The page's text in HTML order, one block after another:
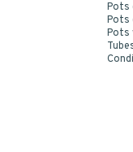
Pots
Pots
Pots